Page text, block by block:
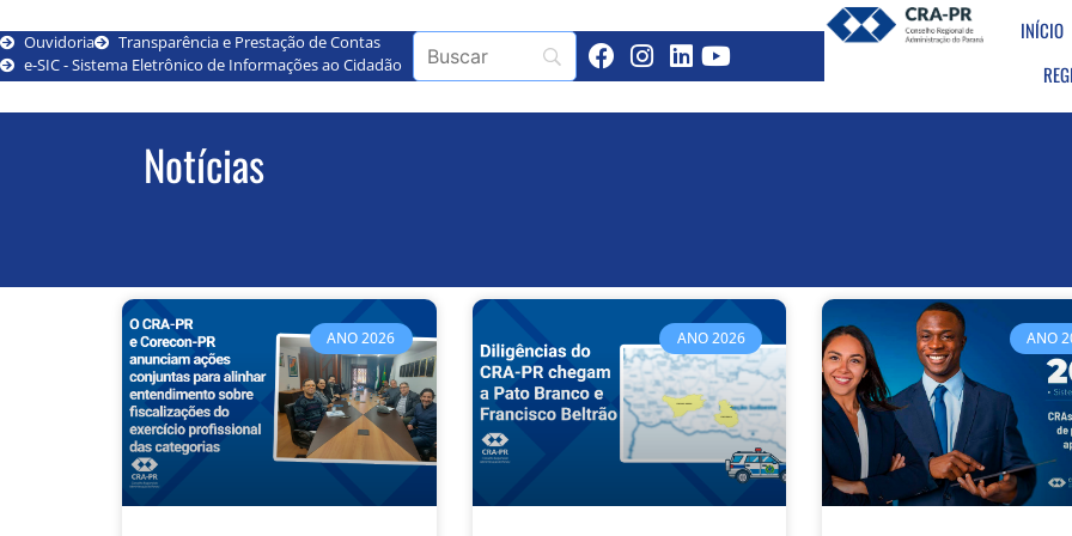
Ouvidoria
Transparência e Prestação de Contas
e-SIC - Sistema Eletrônico de Informações ao Cidadão
INÍCIO
Notícias
ANO 2026 ANO 2026 ANO